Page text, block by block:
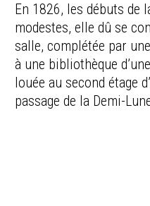
En 1826, les débuts de
modestes, elle dû se
salle, complétée par
à une bibliothèque
louée au second étage
passage de la Demi-